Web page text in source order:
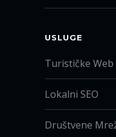
USLUGE
Turističke Web
Lokalni SEO
Društvene